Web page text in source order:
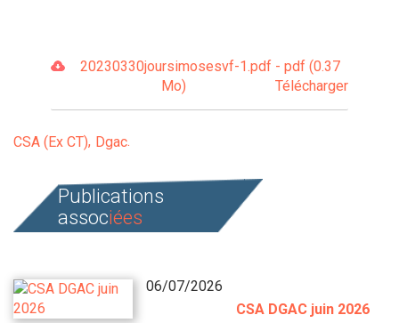
20230330joursimosesvf-1.pdf - pdf (0.37
Mo)
Télécharger
CSA (Ex CT) Dgac
Publications
associées
06/07/2026
CSA DGAC juin 2026